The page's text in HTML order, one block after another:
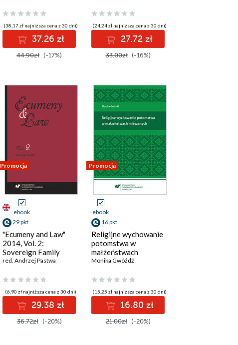
(38,17 zł najniższa cena z 30 dni)
37.26 zł
44.90zł (-17%)
(24,24 zł najniższa cena z 30 dni)
27.72 zł
33.00zł (-16%)
Promocja
ebook
29 pkt
"Ecumeny and Law"
2014, Vol. 2:
Sovereign Family
red. Andrzej Pastwa
(6,90 zł najniższa cena z 30 dni)
29.38 zł
36.72zł (-20%)
Promocja
ebook
16 pkt
Religijne wychowanie
potomstwa w
małżeństwach
mieszanych
Monika Gwóźdź
(15,25 zł najniższa cena z 30 dni)
16.80 zł
21.00zł (-20%)